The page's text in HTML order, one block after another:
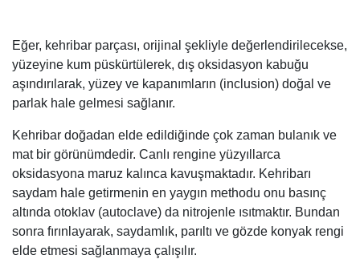
Eğer, kehribar parçası, orijinal şekliyle değerlendirilecekse,
yüzeyine kum püskürtülerek, dış oksidasyon kabuğu
aşındırılarak, yüzey ve kapanımların (inclusion) doğal ve
parlak hale gelmesi sağlanır.
Kehribar doğadan elde edildiğinde çok zaman bulanık ve
mat bir görünümdedir. Canlı rengine yüzyıllarca
oksidasyona maruz kalınca kavuşmaktadır. Kehribarı
saydam hale getirmenin en yaygın methodu onu basınç
altında otoklav (autoclave) da nitrojenle ısıtmaktır. Bundan
sonra fırınlayarak, saydamlık, parıltı ve gözde konyak rengi
elde etmesi sağlanmaya çalışılır.